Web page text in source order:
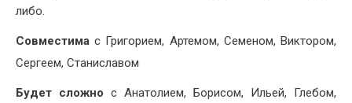
либо.
Совместима с Григорием, Артемом, Семеном, Виктором,
Сергеем, Станиславом
Будет сложно с Анатолием, Борисом, Ильей, Глебом,